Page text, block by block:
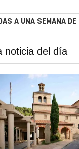
A UNA SEMANA DE
noticia del día